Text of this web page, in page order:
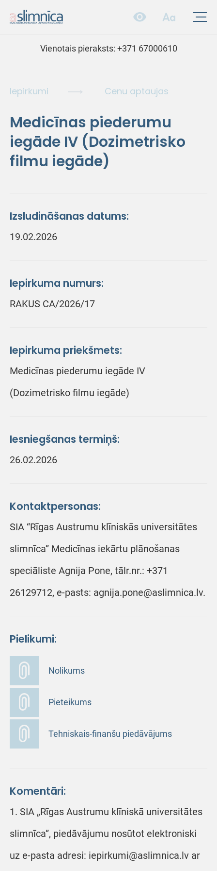
Vienotais pieraksts: +371 67000610
Iepirkumi Cenu aptaujas
Medicīnas piederumu
iegāde IV (Dozimetrisko
filmu iegāde)
Izsludināšanas datums:
19.02.2026
Iepirkuma numurs:
RAKUS CA/2026/17
Iepirkuma priekšmets:
Medicīnas piederumu iegāde IV
(Dozimetrisko filmu iegāde)
Iesniegšanas termiņš:
26.02.2026
Kontaktpersonas:
SIA “Rīgas Austrumu klīniskās universitātes
slimnīca” Medicīnas iekārtu plānošanas
speciāliste Agnija Pone, tālr.nr.: +371
26129712, e-pasts: agnija.pone@aslimnica.lv.
Pielikumi:
Nolikums
Pieteikums
Tehniskais-finanšu piedāvājums
Komentāri:
1. SIA „Rīgas Austrumu klīniskā universitātes
slimnīca”, piedāvājumu nosūtot elektroniski
uz e-pasta adresi: iepirkumi@aslimnica.lv ar